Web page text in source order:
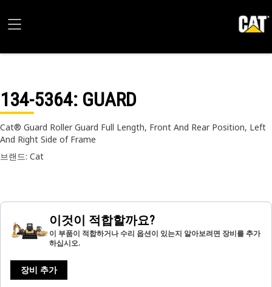
134-5364: GUARD
Cat® Guard Roller Guard Full Length, Front And Rear Position, Left
And Right Side of Frame
브랜드: Cat
이것이 적합할까요?
이 부품이 적합하거나 수리 옵션이 있는지 알아보려면 장비를 추가
하십시오.
장비 추가